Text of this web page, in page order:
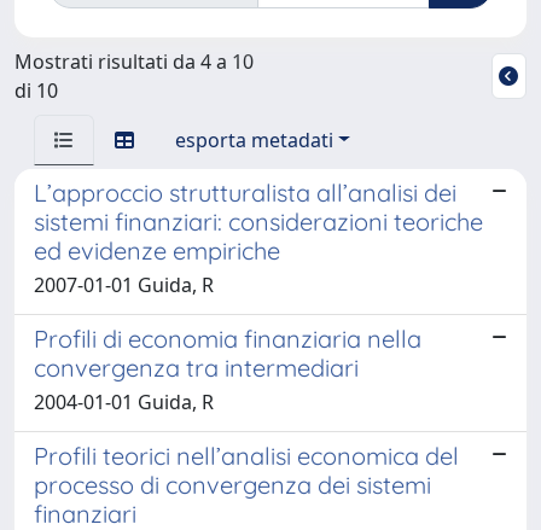
Mostrati risultati da 4 a 10
di 10
esporta metadati
L’approccio strutturalista all’analisi dei
sistemi finanziari: considerazioni teoriche
ed evidenze empiriche
2007-01-01 Guida, R
Profili di economia finanziaria nella
convergenza tra intermediari
2004-01-01 Guida, R
Profili teorici nell’analisi economica del
processo di convergenza dei sistemi
finanziari